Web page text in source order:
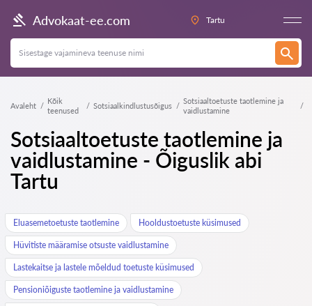
Advokaat-ee.com Tartu
Avaleht
Kõik
teenused
Sotsiaalkindlustusõigus
Sotsiaaltoetuste taotlemine ja
vaidlustamine
Sotsiaaltoetuste taotlemine ja
vaidlustamine - Õiguslik abi
Tartu
Eluasemetoetuste taotlemine Hooldustoetuste küsimused
Hüvitiste määramise otsuste vaidlustamine
Lastekaitse ja lastele mõeldud toetuste küsimused
Pensioniõiguste taotlemine ja vaidlustamine